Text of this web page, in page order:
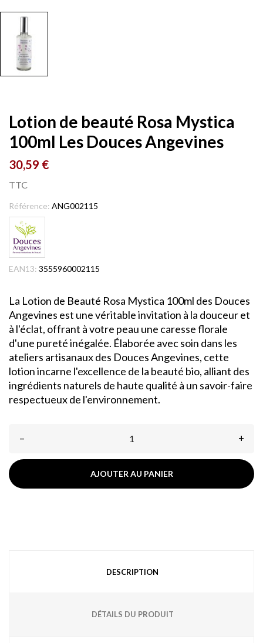
Lotion de beauté Rosa Mystica
100ml Les Douces Angevines
30,59 €
TTC
Référence: ANG002115
EAN13: 3555960002115
La Lotion de Beauté Rosa Mystica 100ml des Douces
Angevines est une véritable invitation à la douceur et
à l'éclat, offrant à votre peau une caresse florale
d'une pureté inégalée. Élaborée avec soin dans les
ateliers artisanaux des Douces Angevines, cette
lotion incarne l'excellence de la beauté bio, alliant des
ingrédients naturels de haute qualité à un savoir-faire
respectueux de l'environnement.
– +
AJOUTER AU PANIER
DESCRIPTION
DÉTAILS DU PRODUIT